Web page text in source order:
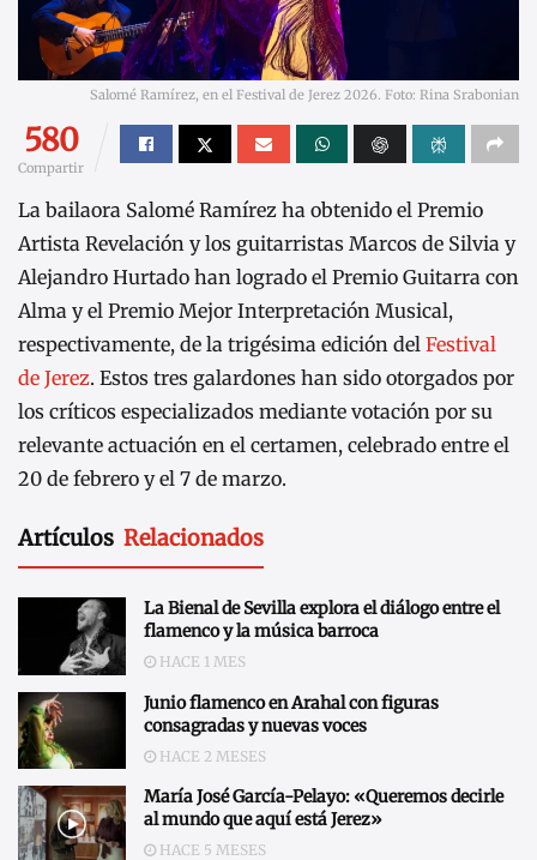
Salomé Ramírez, en el Festival de Jerez 2026. Foto: Rina Srabonian
580
Compartir
La bailaora Salomé Ramírez ha obtenido el Premio
Artista Revelación y los guitarristas Marcos de Silvia y
Alejandro Hurtado han logrado el Premio Guitarra con
Alma y el Premio Mejor Interpretación Musical,
respectivamente, de la trigésima edición del Festival
de Jerez. Estos tres galardones han sido otorgados por
los críticos especializados mediante votación por su
relevante actuación en el certamen, celebrado entre el
20 de febrero y el 7 de marzo.
Artículos Relacionados
La Bienal de Sevilla explora el diálogo entre el
flamenco y la música barroca
HACE 1 MES
Junio flamenco en Arahal con figuras
consagradas y nuevas voces
HACE 2 MESES
María José García-Pelayo: «Queremos decirle
al mundo que aquí está Jerez»
HACE 5 MESES